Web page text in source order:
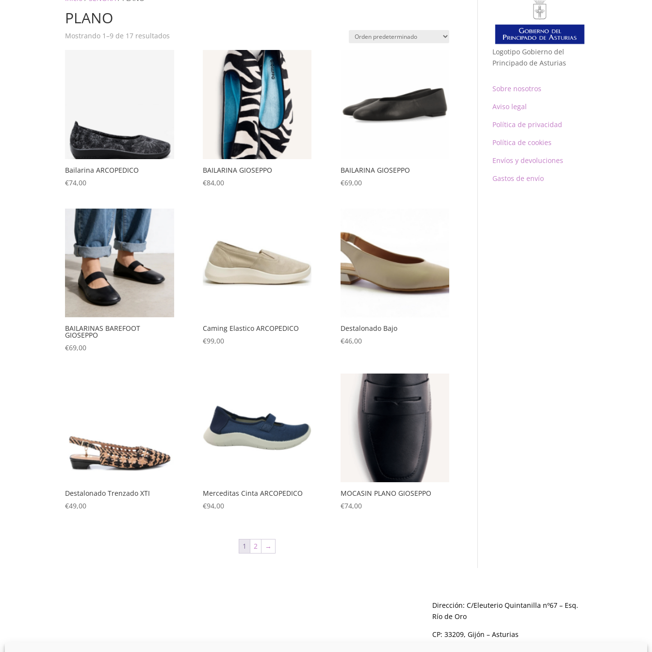
PLANO
Mostrando 1–9 de 17 resultados
Bailarina ARCOPEDICO
€74,00
BAILARINA GIOSEPPO
€84,00
BAILARINA GIOSEPPO
€69,00
BAILARINAS BAREFOOT
GIOSEPPO
€69,00
Caming Elastico ARCOPEDICO
€99,00
Destalonado Bajo
€46,00
Destalonado Trenzado XTI
€49,00
Merceditas Cinta ARCOPEDICO
€94,00
MOCASIN PLANO GIOSEPPO
€74,00
1 2 →
Logotipo Gobierno del
Principado de Asturias
Sobre nosotros
Aviso legal
Política de privacidad
Política de cookies
Envíos y devoluciones
Gastos de envío
Dirección: C/Eleuterio Quintanilla nº67 – Esq.
Río de Oro
CP: 33209, Gijón – Asturias